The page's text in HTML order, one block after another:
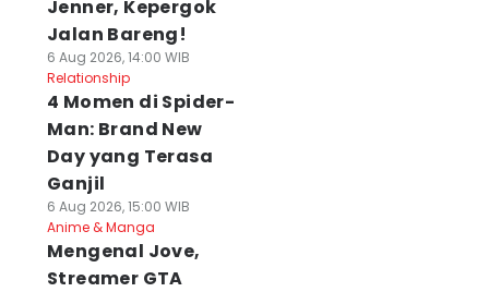
Jenner, Kepergok
Jalan Bareng!
6 Aug 2026, 14:00 WIB
Relationship
4 Momen di Spider-
Man: Brand New
Day yang Terasa
Ganjil
6 Aug 2026, 15:00 WIB
Anime & Manga
Mengenal Jove,
Streamer GTA